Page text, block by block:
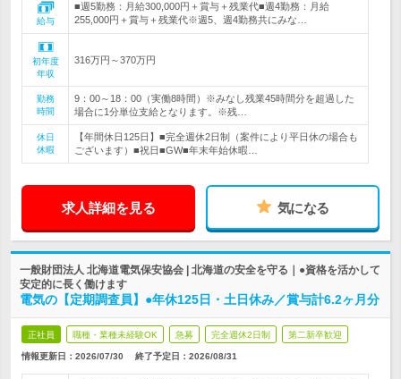
給与
■週5勤務：月給300,000円＋賞与＋残業代■週4勤務：月給
255,000円＋賞与＋残業代※週5、週4勤務共にみな…
初年度
年収
316万円～370万円
勤務
時間
9：00～18：00（実働8時間）※みなし残業45時間分を超過した
場合に1分単位支給となります。※残…
休日
休暇
【年間休日125日】■完全週休2日制（案件により平日休の場合も
ございます）■祝日■GW■年末年始休暇…
求人詳細を見る 気になる
一般財団法人 北海道電気保安協会 | 北海道の安全を守る｜●資格を活かして
安定的に長く働けます
電気の【定期調査員】●年休125日・土日休み／賞与計6.2ヶ月分
正社員 職種・業種未経験OK 急募 完全週休2日制 第二新卒歓迎
情報更新日：2026/07/30 終了予定日： 2026/08/31